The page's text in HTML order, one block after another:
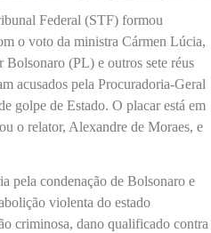
Federal (STF) formou
o voto da ministra Cármen Lúcia,
Bolsonaro (PL) e outros sete réus
acusados pela Procuradoria-Geral
golpe de Estado. O placar está em
o relator, Alexandre de Moraes, e
pela condenação de Bolsonaro e
violenta do estado
criminosa, dano qualificado contra